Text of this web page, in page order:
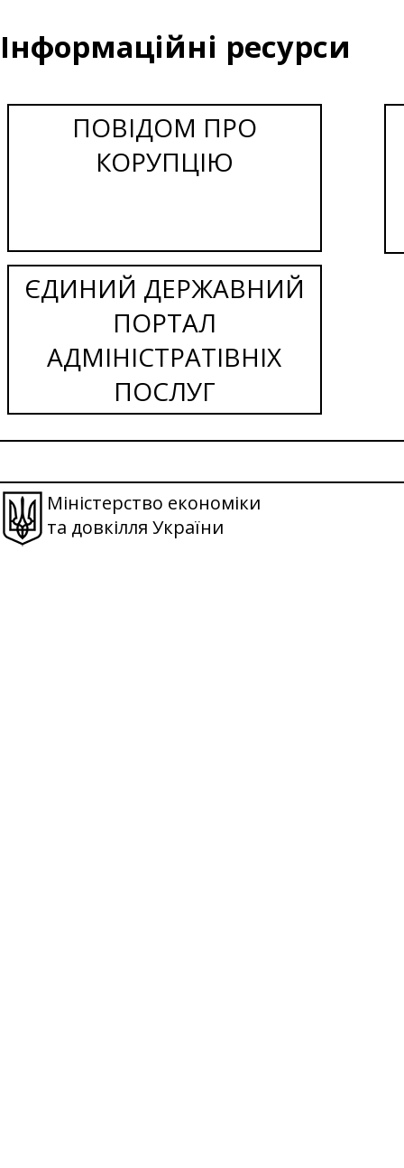
Інформаційні ресурси
ПОВІДОМ ПРО
КОРУПЦІЮ
ЄДИНИЙ ДЕРЖАВНИЙ
ПОРТАЛ
АДМІНІСТРАТІВНІХ
ПОСЛУГ
Міністерство економіки
та довкілля України